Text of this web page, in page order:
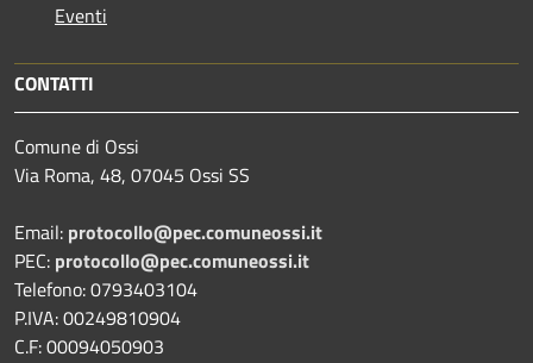
Eventi
CONTATTI
Comune di Ossi
Via Roma, 48, 07045 Ossi SS
Email: protocollo@pec.comuneossi.it
PEC: protocollo@pec.comuneossi.it
Telefono: 0793403104
P.IVA: 00249810904
C.F: 00094050903